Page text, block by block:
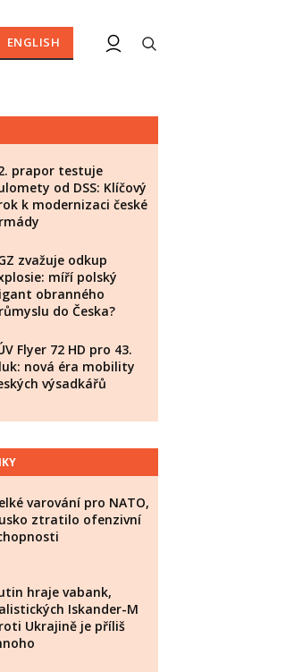
ENGLISH
prapor testuje
od DSS: Klíčový
k modernizaci české
zvažuje odkup
míří polský
obranného
do Česka?
Flyer 72 HD pro 43.
nová éra mobility
výsadkářů
varování pro NATO,
ztratilo ofenzivní
hraje vabank,
Iskander-M
Ukrajině je příliš